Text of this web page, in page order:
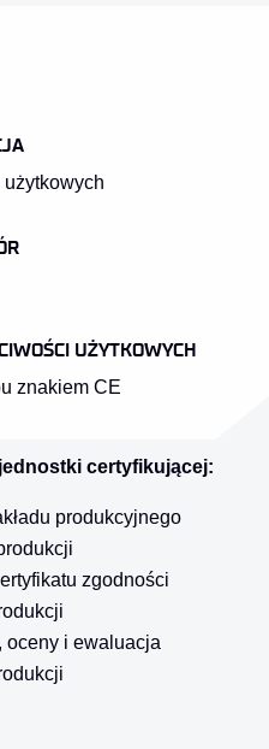
użytkowych
UŻYTKOWYCH
znakiem CE
certyfikującej:
produkcyjnego
zgodności
oceny i ewaluacja